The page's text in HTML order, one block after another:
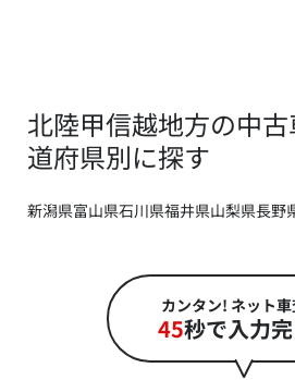
北陸甲信越地方の中
道府県別に探す
新潟県富山県石川県福井県山梨県長野
カンタン! ネット
45秒で入力